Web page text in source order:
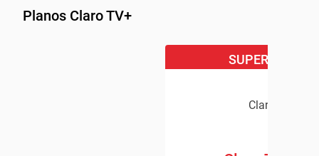
Planos Claro TV+
SUPER OFERTA
Claro TV+